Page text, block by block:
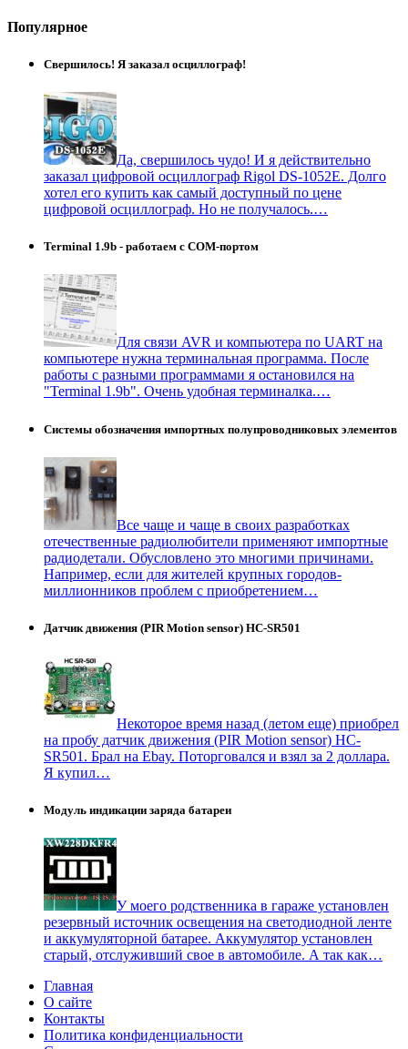
Популярное
Свершилось! Я заказал осциллограф!
Да, свершилось чудо! И я действительно
заказал цифровой осциллограф Rigol DS-1052E. Долго
хотел его купить как самый доступный по цене
цифровой осциллограф. Но не получалось.…
Terminal 1.9b - работаем с COM-портом
Для связи AVR и компьютера по UART на
компьютере нужна терминальная программа. После
работы с разными программами я остановился на
"Terminal 1.9b". Очень удобная терминалка.…
Системы обозначения импортных полупроводниковых элементов
Все чаще и чаще в своих разработках
отечественные радиолюбители применяют импортные
радиодетали. Обусловлено это многими причинами.
Например, если для жителей крупных городов-
миллионников проблем с приобретением…
Датчик движения (PIR Motion sensor) HC-SR501
Некоторое время назад (летом еще) приобрел
на пробу датчик движения (PIR Motion sensor) HC-
SR501. Брал на Ebay. Поторговался и взял за 2 доллара.
Я купил…
Модуль индикации заряда батареи
У моего родственника в гараже установлен
резервный источник освещения на светодиодной ленте
и аккумуляторной батарее. Аккумулятор установлен
старый, отслуживший свое в автомобиле. А так как…
Главная
О сайте
Контакты
Политика конфиденциальности